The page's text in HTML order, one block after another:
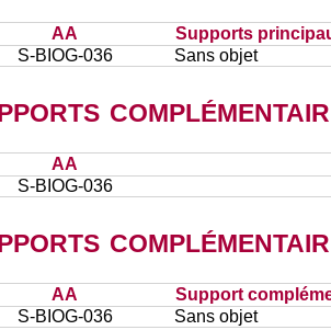
AA
Supports
S-BIOG-036
Sans objet
AA
S-BIOG-036
AA
Support
S-BIOG-036
Sans objet